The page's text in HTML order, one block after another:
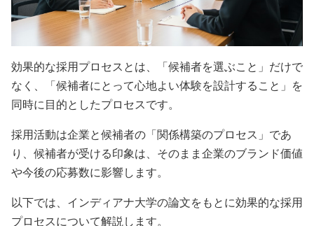
効果的な採用プロセスとは、「候補者を選ぶこと」だけで
なく、「候補者にとって心地よい体験を設計すること」を
同時に目的としたプロセスです。
採用活動は企業と候補者の「関係構築のプロセス」であ
り、候補者が受ける印象は、そのまま企業のブランド価値
や今後の応募数に影響します。
以下では、インディアナ大学の論文をもとに効果的な採用
プロセスについて解説します。